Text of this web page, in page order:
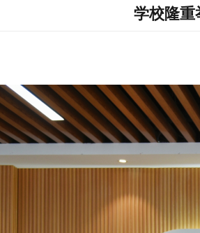
学校隆重